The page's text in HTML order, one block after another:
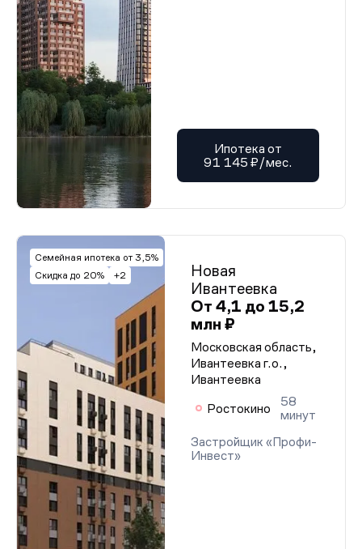
Ипотека от
91 145 ₽/мес.
Семейная ипотека от 3,5%
Скидка до 20%
+2
Новая
Ивантеевка
От 4,1 до 15,2
млн ₽
Московская область,
Ивантеевка г.о.,
Ивантеевка
Ростокино
58
минут
Застройщик «Профи-
Инвест»